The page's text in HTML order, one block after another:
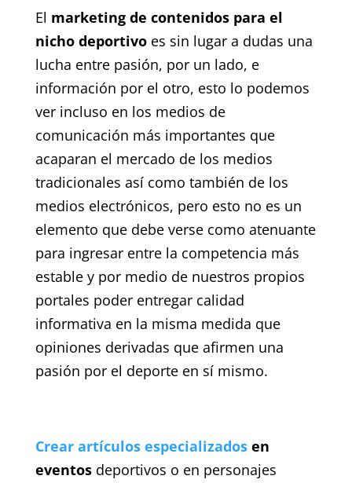
El marketing de contenidos para el
nicho deportivoes sin lugar a dudas una
lucha entre pasión, por un lado, e
información por el otro, esto lo podemos
ver incluso en los medios de
comunicación más importantes que
acaparan el mercado de los medios
tradicionales así como también de los
medios electrónicos, pero esto no es un
elemento que debe verse como atenuante
para ingresar entre la competencia más
estable y por medio de nuestros propios
portales poder entregar calidad
informativa en la misma medida que
opiniones derivadas que afirmen una
pasión por el deporte en sí mismo.
Crear artículos especializadosen
eventosdeportivos o en personajes